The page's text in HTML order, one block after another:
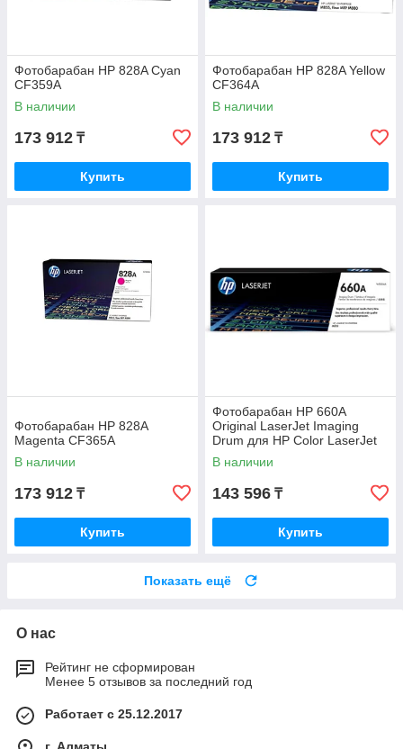
Фотобарабан HP 828A Cyan
CF359A
В наличии
173 912 ₸
Купить
Фотобарабан HP 828A Yellow
CF364A
В наличии
173 912 ₸
Купить
Фотобарабан HP 828A
Magenta CF365A
В наличии
173 912 ₸
Купить
Фотобарабан HP 660A
Original LaserJet Imaging
Drum для HP Color LaserJet
M751 W2004A
В наличии
143 596 ₸
Купить
Показать ещё
О нас
Рейтинг не сформирован
Менее 5 отзывов за последний год
Работает с 25.12.2017